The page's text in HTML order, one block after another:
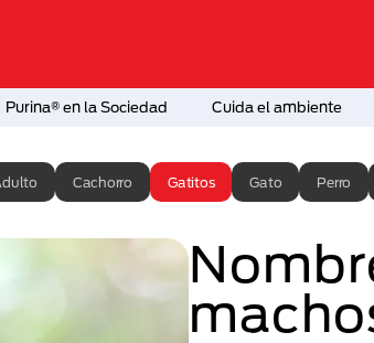
Purina® en la Sociedad Cuida el ambiente
Cachorro Gatitos Gato Perro